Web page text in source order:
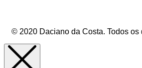
© 2020 Daciano da Costa. Todos os